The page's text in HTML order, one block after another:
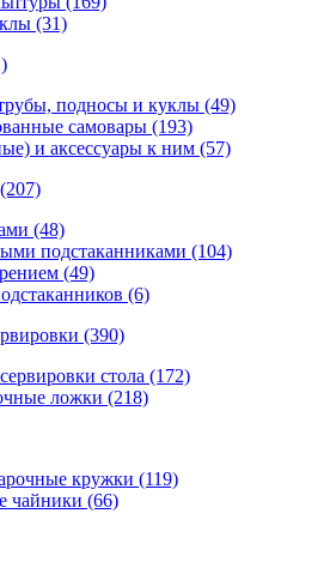
(31)
подносы и куклы (49)
самовары (193)
и аксессуары к ним (57)
(207)
(48)
подстаканниками (104)
(49)
(6)
(390)
стола (172)
ложки (218)
кружки (119)
чайники (66)